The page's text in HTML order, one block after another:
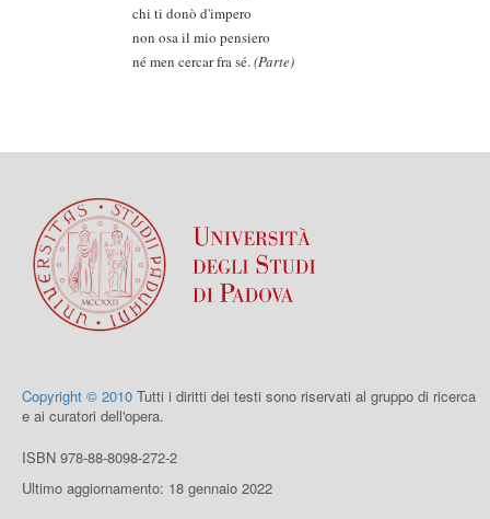
chi ti donò d'impero
non osa il mio pensiero
né men cercar fra sé.(Parte)
Copyright © 2010 Tutti i diritti dei testi sono riservati al gruppo di ricerca
e ai curatori dell'opera.
ISBN 978-88-8098-272-2
Ultimo aggiornamento: 18 gennaio 2022